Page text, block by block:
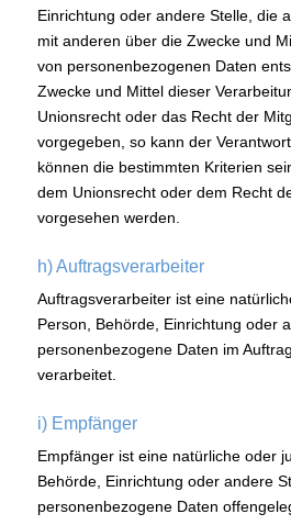
Einrichtung oder andere Stelle, die
mit anderen über die Zwecke und
von personenbezogenen Daten
Zwecke und Mittel dieser
Unionsrecht oder das Recht der
vorgegeben, so kann der
können die bestimmten Kriterien
dem Unionsrecht oder dem Recht
vorgesehen werden.
h) Auftragsverarbeiter
Auftragsverarbeiter ist eine
Person, Behörde, Einrichtung oder
personenbezogene Daten im
verarbeitet.
i) Empfänger
Empfänger ist eine natürliche oder
Behörde, Einrichtung oder andere
personenbezogene Daten